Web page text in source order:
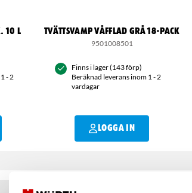
10 L
- 2
TVÄTTSVAMP VÅFFLAD GRÅ 18-PACK
9501008501
Finns i lager (143 förp)
Beräknad leverans inom 1 - 2
vardagar
LOGGA IN